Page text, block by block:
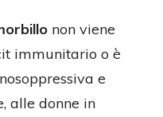
non viene
immunitario o è
e
alle donne in